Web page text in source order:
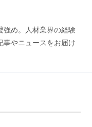
強め。人材業界の経験
事やニュースをお届け